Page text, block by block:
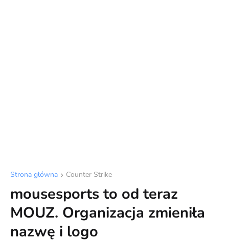
Strona główna Counter Strike
mousesports to od teraz
MOUZ. Organizacja zmieniła
nazwę i logo